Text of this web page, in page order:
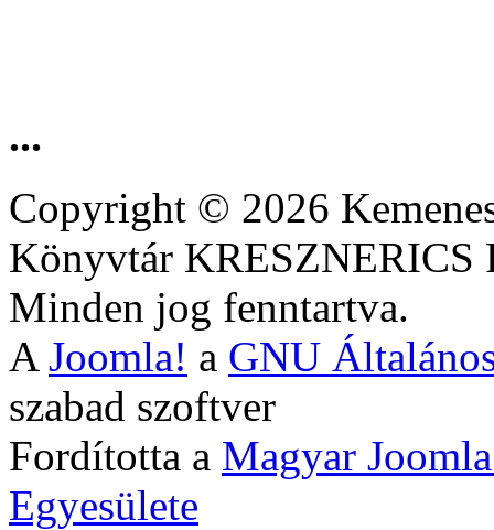
...
Copyright © 2026
Könyvtár
Minden jog fenntartva.
A Joomla! a GNU
szabad szoftver
Fordította a Magyar
Egyesülete